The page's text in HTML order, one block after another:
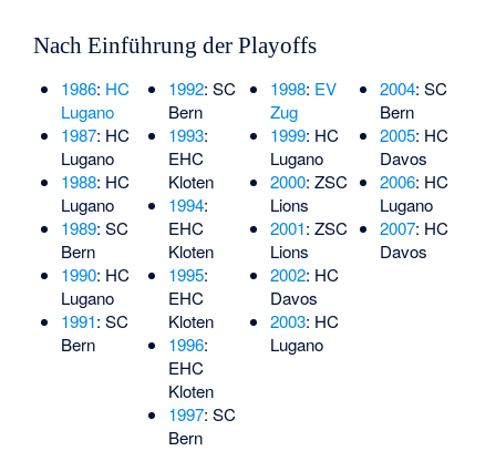
Nach Einführung der Playoffs
1986: HC
Lugano
1987: HC
Lugano
1988: HC
Lugano
1989: SC
Bern
1990: HC
Lugano
1991: SC
Bern
1992: SC
Bern
1993:
EHC
Kloten
1994:
EHC
Kloten
1995:
EHC
Kloten
1996:
EHC
Kloten
1997: SC
Bern
1998: EV
Zug
1999: HC
Lugano
2000: ZSC
Lions
2001: ZSC
Lions
2002: HC
Davos
2003: HC
Lugano
2004: SC
Bern
2005: HC
Davos
2006: HC
Lugano
2007: HC
Davos